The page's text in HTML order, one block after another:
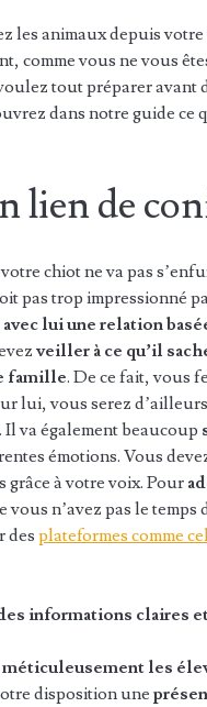
les animaux depuis
comme vous ne vous
tout préparer avant
dans notre guide ce
lien de
chiot ne va pas
pas trop impressionné
lui une relation
veiller à ce qu’il
famille. De ce fait, vous
lui, vous serez
Il va également beaucoup
émotions. Vous
grâce à votre voix. Pour
vous n’avez pas le
desplateformes comme
informations claires
les
disposition une